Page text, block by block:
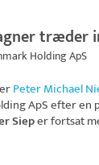
træder
Holding ApS
Peter Michael
ApSefter en
Sieper fortsat